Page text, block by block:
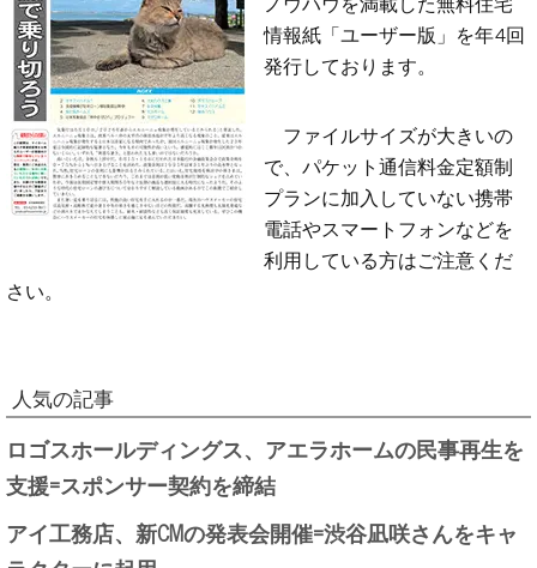
情報紙「ユーザー版」を年4回
発行しております。
ファイルサイズが大きいの
で、パケット通信料金定額制
プランに加入していない携帯
電話やスマートフォンなどを
利用している方はご注意くだ
さい。
人気の記事
ロゴスホールディングス、アエラホームの民事再生を
支援=スポンサー契約を締結
アイ工務店、新CMの発表会開催=渋谷凪咲さんをキャ